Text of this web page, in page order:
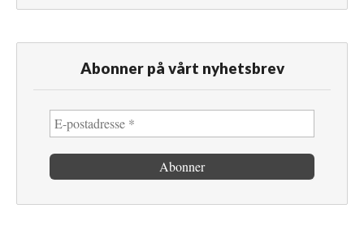
Abonner på vårt nyhetsbrev